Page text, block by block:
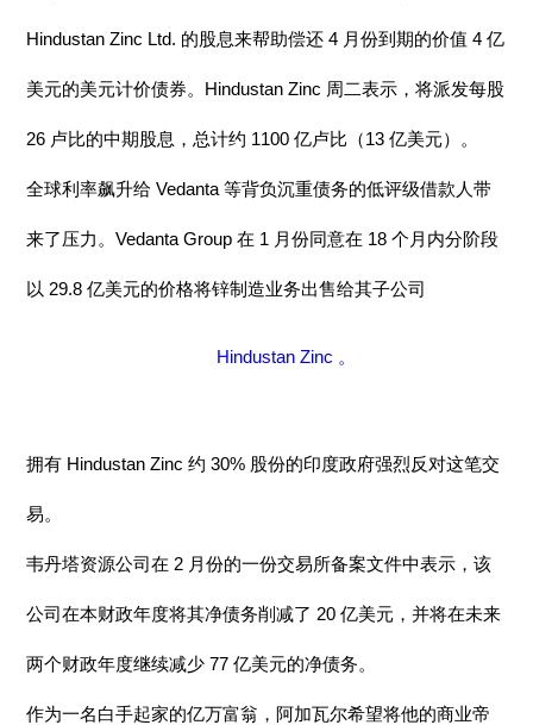
Hindustan Zinc Ltd. 的股息来帮助偿还 4 月份到期的价值 4 亿
美元的美元计价债券。Hindustan Zinc 周二表示，将派发每股
26 卢比的中期股息，总计约 1100 亿卢比（13 亿美元）。
全球利率飙升给 Vedanta 等背负沉重债务的低评级借款人带
来了压力。Vedanta Group 在 1 月份同意在 18 个月内分阶段
以 29.8 亿美元的价格将锌制造业务出售给其子公司
Hindustan Zinc 。
拥有 Hindustan Zinc 约 30% 股份的印度政府强烈反对这笔交
易。
韦丹塔资源公司在 2 月份的一份交易所备案文件中表示，该
公司在本财政年度将其净债务削减了 20 亿美元，并将在未来
两个财政年度继续减少 77 亿美元的净债务。
作为一名白手起家的亿万富翁，阿加瓦尔希望将他的商业帝